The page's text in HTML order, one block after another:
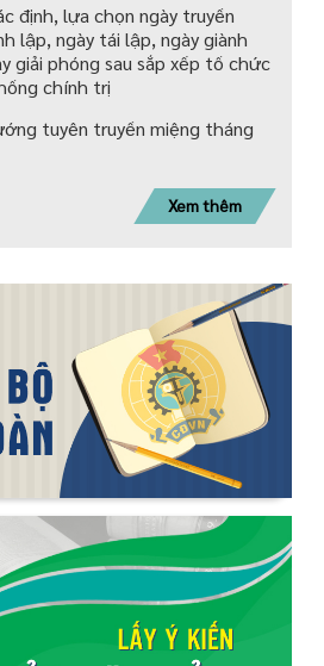
định, lựa chọn ngày truyền
lập, ngày tái lập, ngày giành
giải phóng sau sắp xếp tố chức
chính trị
tuyên truyền miệng tháng
Xem thêm